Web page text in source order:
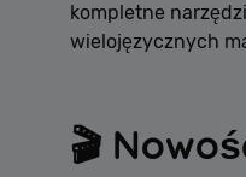
kompletne
wielojęzycznych
🎬